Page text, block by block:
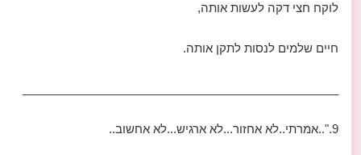
לוקח חצי דקה לעשות אותה,
חיים שלמים לנסות לתקן אותה.
9."..אמרתי..לא אחזור...לא ארגיש...לא אחשוב..